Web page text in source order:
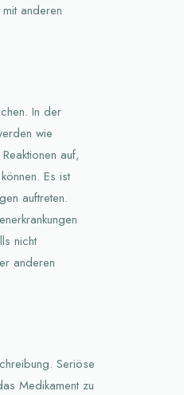
anderen
In der
wie
auf,
Es ist
auftreten.
nicht
anderen
Seriöse
Medikament zu